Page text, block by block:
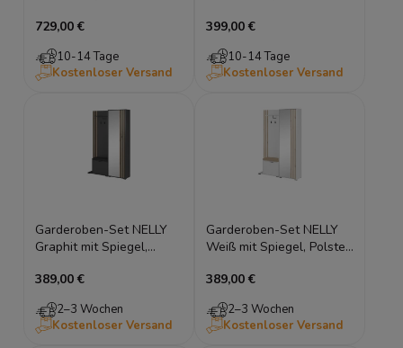
inkl. LED
729,00 €
10-14 Tage
Kostenloser Versand
Bank, LED
399,00 €
10-14 Tage
Kostenloser Versand
Garderoben-Set NELLY
Graphit mit Spiegel,
cm
389,00 €
2–3 Wochen
Kostenloser Versand
Garderoben-Set NELLY
Weiß mit Spiegel, Polster
389,00 €
2–3 Wochen
Kostenloser Versand